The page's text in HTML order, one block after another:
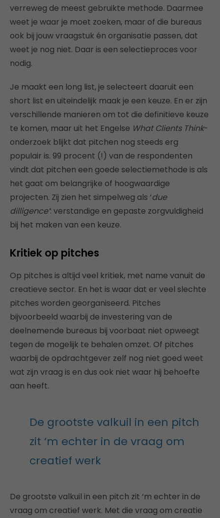
verreweg de meest gebruikte methode. Daarmee
weet je waar je moet zoeken, maar of die bureaus
ook bij jouw vraagstuk én organisatie passen, dat
weet je nog niet. Daar is een selectieproces voor
nodig.
Je maakt een long list, je selecteert daaruit een
short list en uiteindelijk maak je een keuze. En er zijn
verschillende manieren om tot die definitieve keuze
te komen, maar uit het Engelse What Clients Think-
onderzoek blijkt dat pitchen nog steeds erg
populair is. 99 procent (!) van de respondenten
vindt dat pitchen een goede selectiemethode is als
het gaat om belangrijke of hoogwaardige
projecten. Zij zien het simpelweg als ‘due
dilligence’: verstandige en gepaste zorgvuldigheid
bij het maken van een keuze.
Kritiek op pitches
Op pitches is altijd veel kritiek, met name vanuit de
creatieve sector. En het is waar dat er veel slechte
pitches worden georganiseerd. Pitches
bijvoorbeeld waarbij de investering van de
deelnemende bureaus bij voorbaat niet opweegt
tegen de mogelijk te behalen omzet. Of pitches
waarbij de opdrachtgever zelf nog niet goed weet
wat zijn vraag is en dus ook niet waar hij behoefte
aan heeft.
De grootste valkuil in een pitch
zit ‘m echter in de vraag om
creatief werk
De grootste valkuil in een pitch zit ‘m echter in de
vraag om creatief werk. Met die vraag om creatie